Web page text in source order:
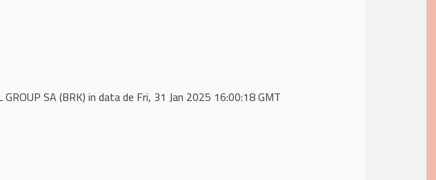
SA (BRK) in data de Fri, 31 Jan 2025 16:00:18 GMT